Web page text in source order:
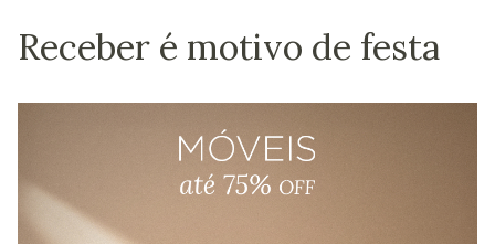
Receber é motivo de festa